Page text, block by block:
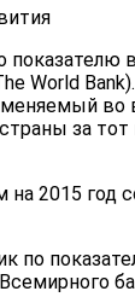
World
во
за
2015 год
по